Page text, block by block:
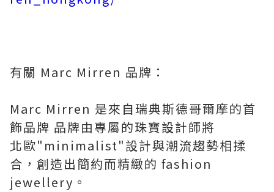
有關 Marc Mirren 品牌：
Marc Mirren 是來自瑞典斯德哥爾摩的首
飾品牌 品牌由專屬的珠寶設計師將
北歐"minimalist"設計與潮流趨勢相揉
合，創造出簡約而精緻的 fashion
jewellery。